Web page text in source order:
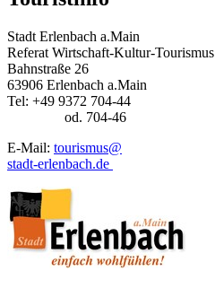
Stadt Erlenbach a.Main
Referat Wirtschaft-Kultur-Tourismus
Bahnstraße 26
63906 Erlenbach a.Main
Tel: +49 9372 704-44
od. 704-46
E-Mail: tourismus@
stadt-erlenbach.de